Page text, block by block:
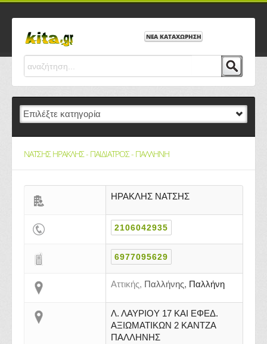
ΝΕΑ ΚΑΤΑΧΩΡΗΣΗ
ΝΑΤΣΗΣ ΗΡΑΚΛΗΣ - ΠΑΙΔΙΑΤΡΟΣ - ΠΑΛΛΗΝΗ
ΗΡΑΚΛΗΣ ΝΑΤΣΗΣ
2106042935
6977095629
Αττικής, Παλλήνης, Παλλήνη
Λ. ΛΑΥΡΙΟΥ 17 ΚΑΙ ΕΦΕΔ.
ΑΞΙΩΜΑΤΙΚΩΝ 2 ΚΑΝΤΖΑ
ΠΑΛΛΗΝΗΣ